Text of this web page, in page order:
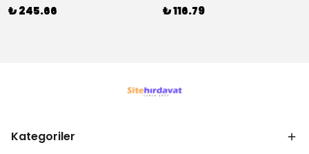
₺ 245.66 ₺ 116.79
Kategoriler